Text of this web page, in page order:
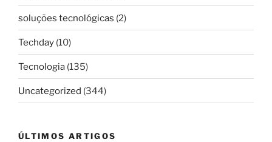
soluções tecnológicas (2)
Techday (10)
Tecnologia (135)
Uncategorized (344)
ÚLTIMOS ARTIGOS